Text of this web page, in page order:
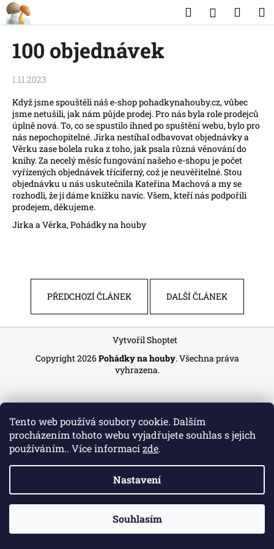
Tento web používá soubory cookie. Dalším
procházením tohoto webu vyjadřujete souhlas s jejich
používáním.. Více informacízde.
Nastavení
Souhlasím
Přejít
na
obsah
HledatPřihlášení
100 objednávek
1.11.2023
Když jsme spouštěli náš e-shop pohadkynahouby.cz, vůbec
jsme netušili, jak nám půjde prodej. Pro nás byla role prodejců
úplně nová. To, co se spustilo ihned po spuštění webu, bylo pro
nás nepochopitelné. Jirka nestíhal odbavovat objednávky a
Věrku zase bolela ruka z toho, jak psala různá věnování do
knihy. Za necelý měsíc fungování našeho e-shopu je počet
vyřízených objednávek tříciferný, což je neuvěřitelné. Stou
objednávku u nás uskutečnila Kateřina Machová a my se
rozhodli, že jí dáme knížku navíc. Všem, kteří nás podpořili
prodejem, děkujeme.
Jirka a Věrka, Pohádky na houby
PŘEDCHOZÍ ČLÁNEK DALŠÍ ČLÁNEK
K
o
o
p
o
t
ř
e
b
u
j
e
í
HLEDAT
Z
t
Vytvořil Shoptet
Copyright 2026Pohádky na houby. Všechna práva
vyhrazena.